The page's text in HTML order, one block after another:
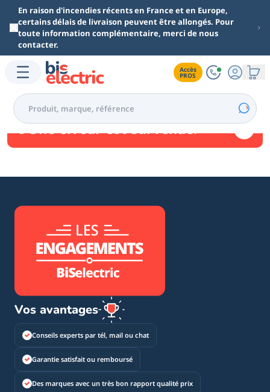
Aller au contenu principal
En raison d'incendies récents en France et en Europe,
certains délais de livraison peuvent être allongés. Pour
toute information complémentaire, merci de nous
contacter.
Accès
PROS
Une erreur est survenue.
Vos avantages
Conseils experts par tél, mail ou chat
Garantie satisfait ou remboursé
Des marques avec un très bon rapport qualité prix